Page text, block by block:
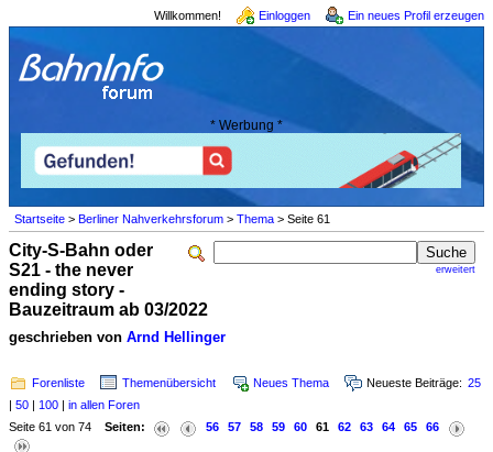
Willkommen! Einloggen Ein neues Profil erzeugen
* Werbung *
Startseite > Berliner Nahverkehrsforum > Thema > Seite 61
erweitert
City-S-Bahn oder
S21 - the never
ending story -
Bauzeitraum ab 03/2022
geschrieben von Arnd Hellinger
Forenliste Themenübersicht Neues Thema Neueste Beiträge: 25
| 50 | 100 | in allen Foren
Seite 61 von 74 Seiten: 56 57 58 59 60 61 62 63 64 65 66